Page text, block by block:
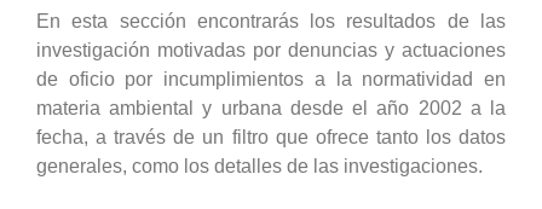
En esta sección encontrarás los resultados de las
investigación motivadas por denuncias y actuaciones
de oficio por incumplimientos a la normatividad en
materia ambiental y urbana desde el año 2002 a la
fecha, a través de un filtro que ofrece tanto los datos
generales, como los detalles de las investigaciones.